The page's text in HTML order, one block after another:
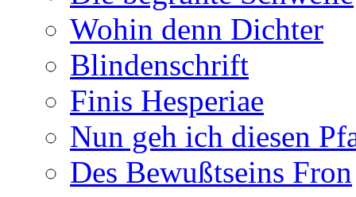
Wohin denn Dichter
Blindenschrift
Finis Hesperiae
Nun geh ich diesen
Des Bewußtseins Fron